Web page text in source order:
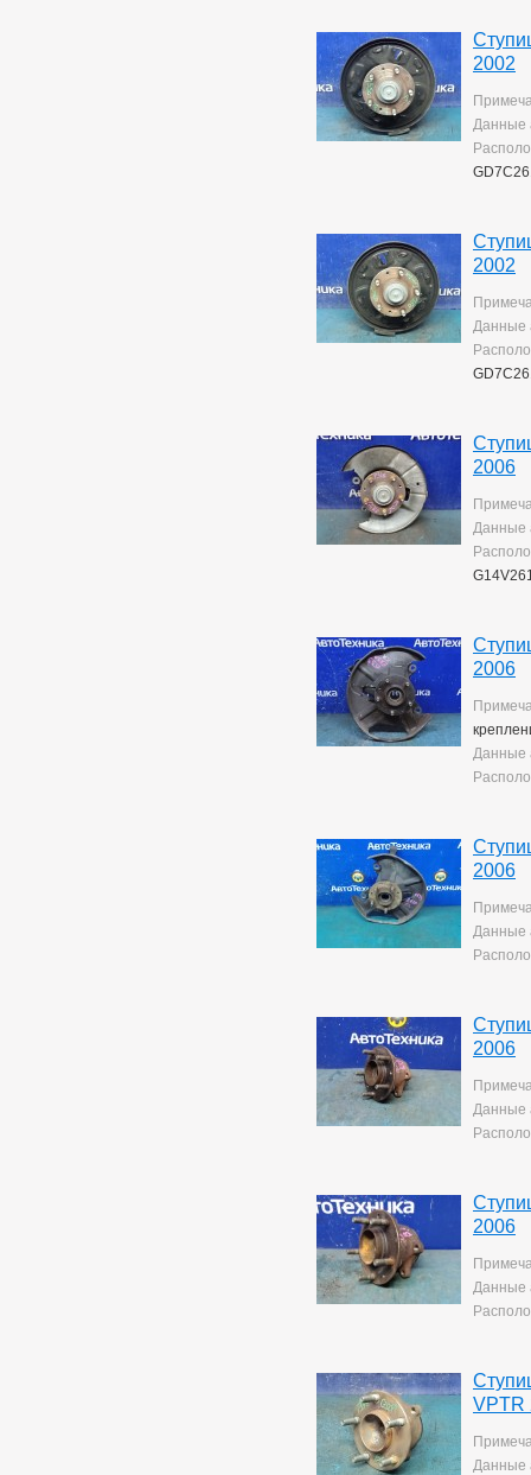
2002
Данные
2002
Данные
2006
Данные
2006
Данные
2006
Данные
2006
Данные
2006
Данные
VPTR
Данные